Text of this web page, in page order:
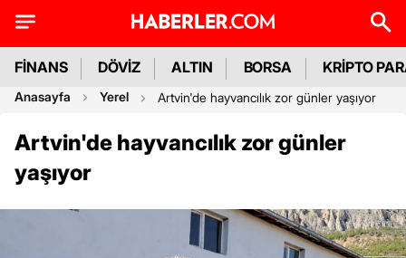
FİNANS DÖVİZ ALTIN BORSA KRİPTO
Anasayfa Yerel Artvin'de hayvancılık zor günler yaşıyor
Artvin'de hayvancılık zor günler
yaşıyor